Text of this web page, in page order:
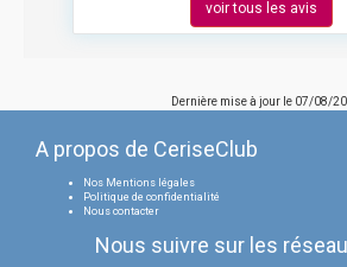
voir tous les avis
Dernière mise à jour le 07/08/
A propos de CeriseClub
Nos Mentions légales
Politique de confidentialité
Nous contacter
Nous suivre sur les